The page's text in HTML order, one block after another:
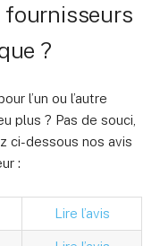
fournisseurs
?
l’un ou l’autre
plus ? Pas de souci,
ci-dessous nos avis
:
Lire l’avis